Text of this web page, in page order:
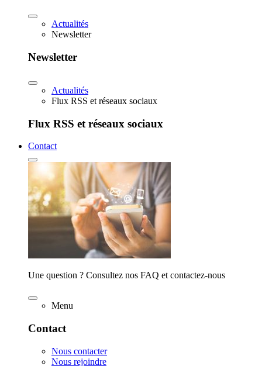
Actualités
Newsletter
Newsletter
Actualités
Flux RSS et réseaux sociaux
Flux RSS et réseaux sociaux
Contact
Une question ? Consultez nos FAQ et contactez-nous
Menu
Contact
Nous contacter
Nous rejoindre